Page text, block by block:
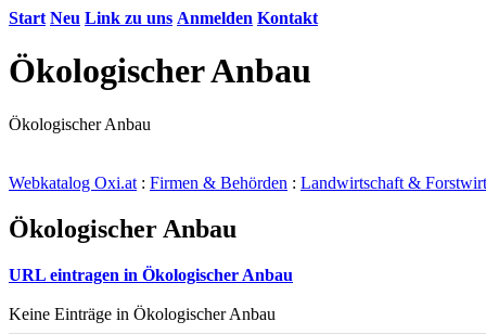
Start Neu Link zu uns Anmelden Kontakt
Ökologischer Anbau
Ökologischer Anbau
Webkatalog Oxi.at : Firmen & Behörden : Landwirtschaft &
Ökologischer Anbau
URL eintragen in Ökologischer Anbau
Keine Einträge in Ökologischer Anbau